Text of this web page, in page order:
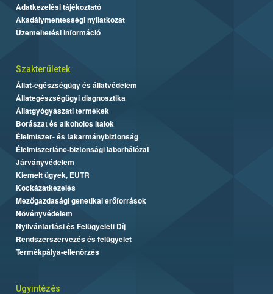
Adatkezelési tájékoztató
Akadálymentességi nyilatkozat
Üzemeltetési információ
Szakterületek
Állat-egészségügy és állatvédelem
Állategészségügyi diagnosztika
Állatgyógyászati termékek
Borászat és alkoholos italok
Élelmiszer- és takarmánybiztonság
Élelmiszerlánc-biztonsági laborhálózat
Járványvédelem
Kiemelt ügyek, EUTR
Kockázatkezelés
Mezőgazdasági genetikai erőforrások
Növényvédelem
Nyilvántartási és Felügyeleti Díj
Rendszerszervezés és felügyelet
Termékpálya-ellenőrzés
Ügyintézés